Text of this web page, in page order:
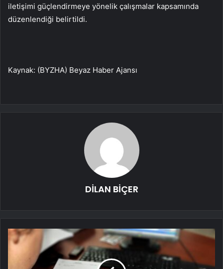
iletişimi güçlendirmeye yönelik çalışmalar kapsamında
düzenlendiği belirtildi.
Kaynak: (BYZHA) Beyaz Haber Ajansı
DİLAN BİÇER